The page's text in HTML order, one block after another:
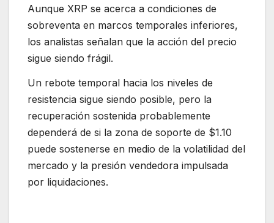
Aunque XRP se acerca a condiciones de
sobreventa en marcos temporales inferiores,
los analistas señalan que la acción del precio
sigue siendo frágil.
Un rebote temporal hacia los niveles de
resistencia sigue siendo posible, pero la
recuperación sostenida probablemente
dependerá de si la zona de soporte de $1.10
puede sostenerse en medio de la volatilidad del
mercado y la presión vendedora impulsada
por liquidaciones.